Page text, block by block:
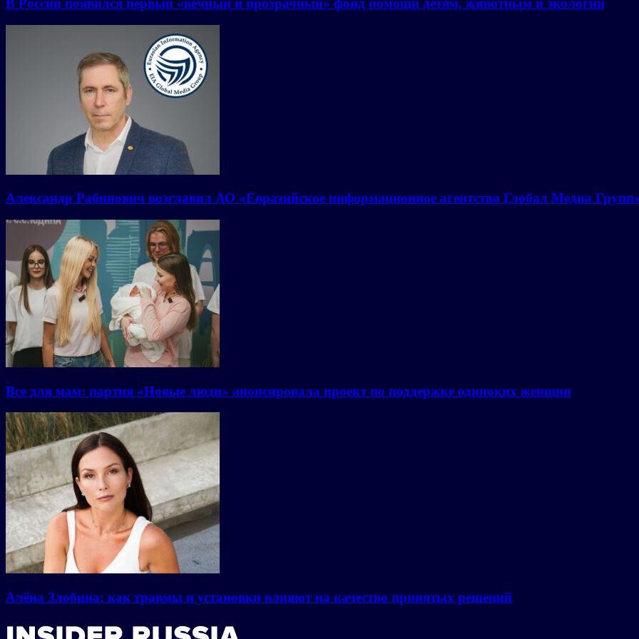
В России появился первый «вечный и прозрачный» фонд помощи детям, животным и экологии
Александр Рабинович возглавил АО «Евразийское информационное агентство Глобал Медиа
Все для мам: партия «Новые люди» анонсировала проект по поддержке одиноких женщин
Алёна Злобина: как травмы и установки влияют на качество принятых решений